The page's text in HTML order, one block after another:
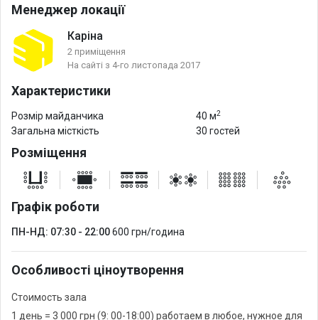
Менеджер локації
Каріна
2 приміщення
На сайті з 4-го листопада 2017
Характеристики
Розмір майданчика 40 м2
Загальна місткість 30 гостей
Розміщення
Графік роботи
ПН-НД: 07:30 - 22:00600 грн/година
Особливості ціноутворення
Стоимость зала
1 день = 3 000 грн (9: 00-18:00) работаем в любое, нужное для